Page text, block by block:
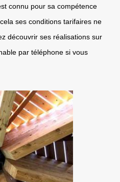
connu pour sa compétence
ses conditions tarifaires ne
découvrir ses réalisations sur
par téléphone si vous